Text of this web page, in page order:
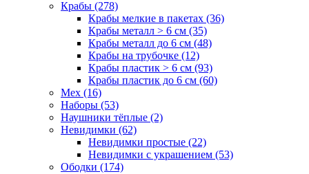
Крабы (278)
Крабы мелкие в пакетах (36)
Крабы металл > 6 см (35)
Крабы металл до 6 см (48)
Крабы на трубочке (12)
Крабы пластик > 6 см (93)
Крабы пластик до 6 см (60)
Мех (16)
Наборы (53)
Наушники тёплые (2)
Невидимки (62)
Невидимки простые (22)
Невидимки с украшением (53)
Ободки (174)